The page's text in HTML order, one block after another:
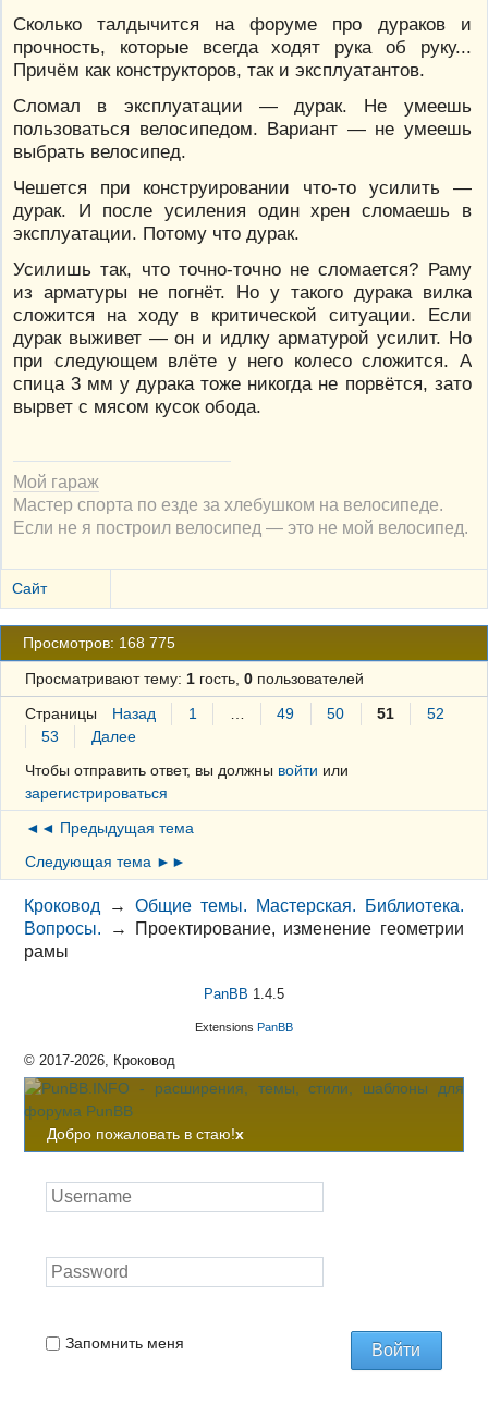
Сколько талдычится на форуме про дураков и
прочность, которые всегда ходят рука об руку...
Причём как конструкторов, так и эксплуатантов.
Сломал в эксплуатации — дурак. Не умеешь
пользоваться велосипедом. Вариант — не умеешь
выбрать велосипед.
Чешется при конструировании что-то усилить —
дурак. И после усиления один хрен сломаешь в
эксплуатации. Потому что дурак.
Усилишь так, что точно-точно не сломается? Раму
из арматуры не погнёт. Но у такого дурака вилка
сложится на ходу в критической ситуации. Если
дурак выживет — он и идлку арматурой усилит. Но
при следующем влёте у него колесо сложится. А
спица 3 мм у дурака тоже никогда не порвётся, зато
вырвет с мясом кусок обода.
Мой гараж
Мастер спорта по езде за хлебушком на велосипеде.
Если не я построил велосипед — это не мой велосипед.
Сайт
Просмотров: 168 775
Просматривают тему: 1гость, 0пользователей
Страницы Назад 1 49 50 51
52
53
Далее
Чтобы отправить ответ, вы должны войти или
зарегистрироваться
◄◄ Предыдущая тема
Следующая тема ►►
Кроковод →Общие темы. Мастерская. Библиотека.
Вопросы.
→
Проектирование, изменение геометрии
рамы
PanBB 1.4.5
Extensions PanBB
© 2017-2026, Кроковод
Добро пожаловать в стаю!x
Запомнить меня